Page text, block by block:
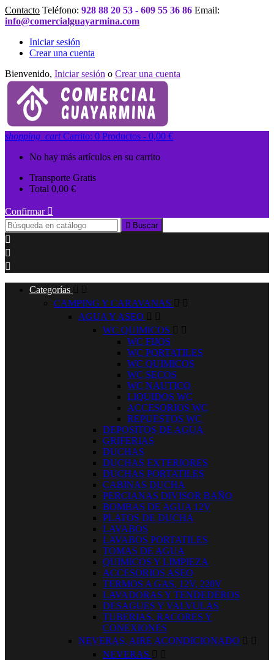
Contacto Teléfono: 928 88 20 53 - 609 55 36 86 Email:
info@comercialguayarmina.com
Iniciar sesión
Crear una cuenta
Bienvenido, Iniciar sesión o Crear una cuenta
shopping_cart Carrito: 0 Productos - 0,00 €
No hay más artículos en su carrito
Transporte Gratis
Total 0,00 €
Confirmar 
 Buscar



Categorías  
CAMPING Y CARAVANAS  
AGUA Y ASEO  
WC QUIMICOS  
WC FIJOS
WC PORTATILES
WC QUIMICOS
WC SECOS
WC NAUTICO
LIQUIDOS WC
ACCESORIOS WC
REPUESTOS WC
DEPOSITOS DE AGUA
GRIFERIAS
DUCHAS
DUCHAS EXTERIORES
DUCHAS PORTATILES
CABINAS DUCHA
PERCIANAS DIVISOR BAÑO
BOMBAS DE AGUA 12V
PLATOS DE DUCHA
LAVABOS
LAVABOS PORTATILES
TOMAS DE AGUA
QUIMICOS Y LIMPIEZA
ACCESORIOS ASEO
TERMOS A GAS, 12V, 220V
LAVADORAS Y TENDEDEROS
DESAGUES Y VALVULAS
TUBERIAS, RACORES Y
CONEXIONES
NEVERAS, AIRE ACONDICIONADO  
NEVERAS  